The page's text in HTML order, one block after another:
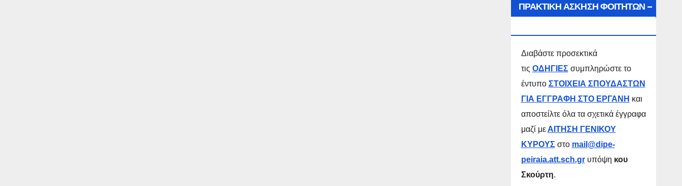
ΠΡΑΚΤΙΚΗ ΑΣΚΗΣΗ ΦΟΙΤΗΤΩΝ –
Διαβάστε προσεκτικά
τις ΟΔΗΓΙΕΣσυμπληρώστε το
έντυπο ΣΤΟΙΧΕΙΑ ΣΠΟΥΔΑΣΤΩΝ
ΓΙΑ ΕΓΓΡΑΦΗ ΣΤΟ ΕΡΓΑΝΗ και
αποστείλτε όλα τα σχετικά έγγραφα
μαζί με ΑΙΤΗΣΗ ΓΕΝΙΚΟΥ
ΚΥΡΟΥΣ στο mail@dipe-
peiraia.att.sch.grυπόψη κου
Σκούρτη.